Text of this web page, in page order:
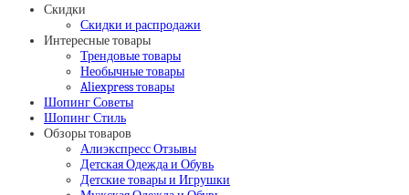
Скидки
Скидки и распродажи
Интересные товары
Трендовые товары
Необычные товары
Aliexpress товары
Шопинг Советы
Шопинг Стиль
Обзоры товаров
Алиэкспресс Отзывы
Детская Одежда и Обувь
Детские товары и Игрушки